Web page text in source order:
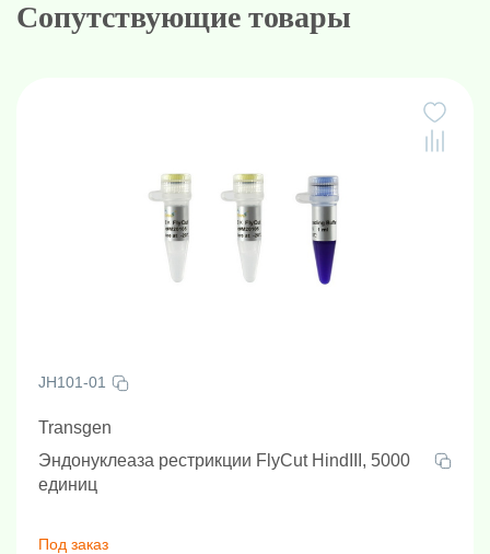
Сопутствующие товары
JH101-01
Transgen
Эндонуклеаза рестрикции FlyCut HindIII, 5000
единиц
Под заказ